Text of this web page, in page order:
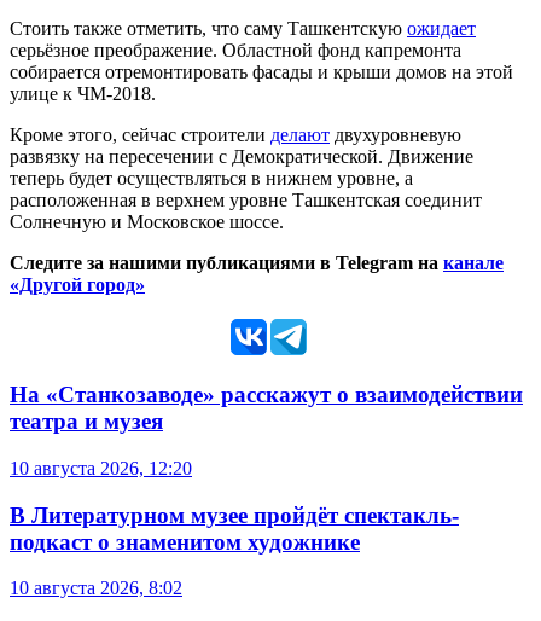
Стоить также отметить, что саму Ташкентскую ожидает
серьёзное преображение. Областной фонд капремонта
собирается отремонтировать фасады и крыши домов на этой
улице к ЧМ-2018.
Кроме этого, сейчас строители делают двухуровневую
развязку на пересечении с Демократической. Движение
теперь будет осуществляться в нижнем уровне, а
расположенная в верхнем уровне Ташкентская соединит
Солнечную и Московское шоссе.
Следите за нашими публикациями в Telegram на канале
«Другой город»
На «Станкозаводе» расскажут о взаимодействии
театра и музея
10 августа 2026, 12:20
В Литературном музее пройдёт спектакль-
подкаст о знаменитом художнике
10 августа 2026, 8:02